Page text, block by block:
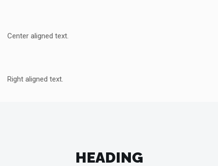
Center aligned text.
Right aligned text.
HEADING